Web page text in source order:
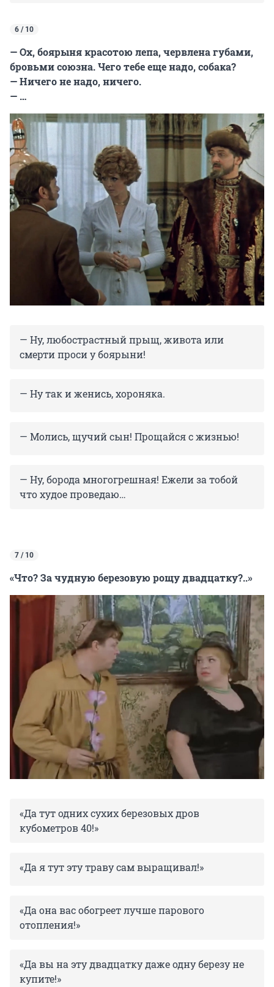
6 / 10
— Ох, боярыня красотою лепа, червлена губами,
бровьми союзна. Чего тебе еще надо, собака?
— Ничего не надо, ничего.
— …
— Ну, любострастный прыщ, живота или
смерти проси у боярыни!
— Ну так и женись, хороняка.
— Молись, щучий сын! Прощайся с жизнью!
— Ну, борода многогрешная! Ежели за тобой
что худое проведаю…
7 / 10
«Что? За чудную березовую рощу двадцатку?..»
«Да тут одних сухих березовых дров
кубометров 40!»
«Да я тут эту траву сам выращивал!»
«Да она вас обогреет лучше парового
отопления!»
«Да вы на эту двадцатку даже одну березу не
купите!»